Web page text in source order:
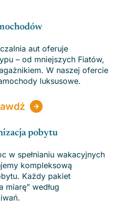
aut oferuje
– od mniejszych Fiatów,
W naszej ofercie
luksusowe.
pobytu
w spełnianiu wakacyjnych
kompleksową
Każdy pakiet
miarę” według